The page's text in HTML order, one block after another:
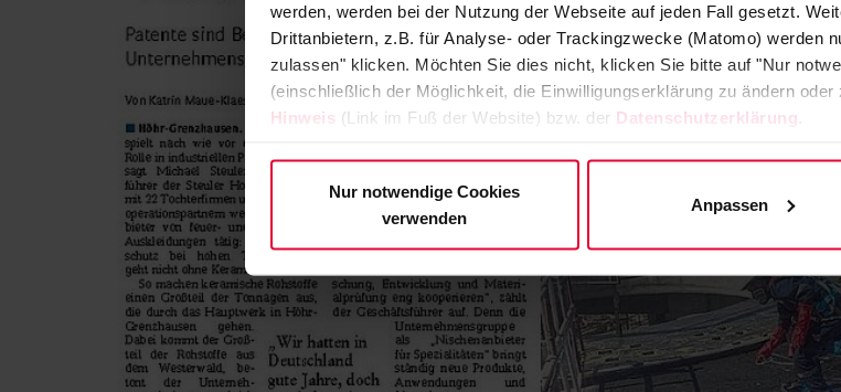
werden, werden bei der Nutzung der Webseite auf jeden Fall gesetzt.
Drittanbietern, z.B. für Analyse- oder Trackingzwecke (Matomo) werden
zulassen" klicken. Möchten Sie dies nicht, klicken Sie bitte auf "Nur
(einschließlich der Möglichkeit, die Einwilligungserklärung zu ändern
Hinweis (Link im Fuß der Website) bzw. der Datenschutzerklärung
Nur notwendige Cookies
verwenden
Anpassen